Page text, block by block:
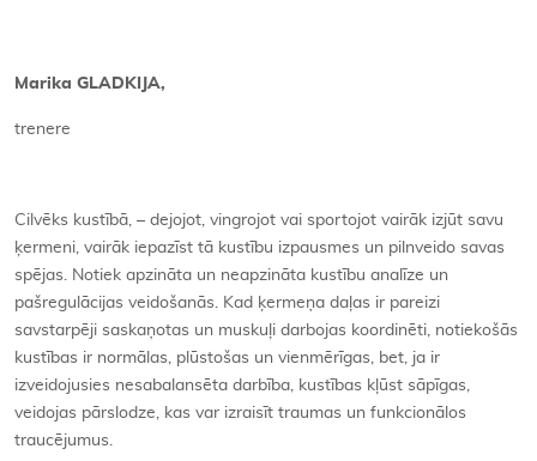
Marika GLADKIJA,
trenere
Cilvēks kustībā, – dejojot, vingrojot vai sportojot vairāk izjūt savu
ķermeni, vairāk iepazīst tā kustību izpausmes un pilnveido savas
spējas. Notiek apzināta un neapzināta kustību analīze un
pašregulācijas veidošanās. Kad ķermeņa daļas ir pareizi
savstarpēji saskaņotas un muskuļi darbojas koordinēti, notiekošās
kustības ir normālas, plūstošas un vienmērīgas, bet, ja ir
izveidojusies nesabalansēta darbība, kustības kļūst sāpīgas,
veidojas pārslodze, kas var izraisīt traumas un funkcionālos
traucējumus.